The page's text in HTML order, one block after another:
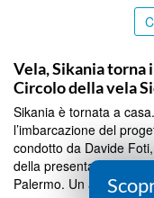
Vela, Sikania torna
Circolo della vela
Sikania è tornata a
l’imbarcazione del
condotto da Davide
della presentazione
Palermo. Un